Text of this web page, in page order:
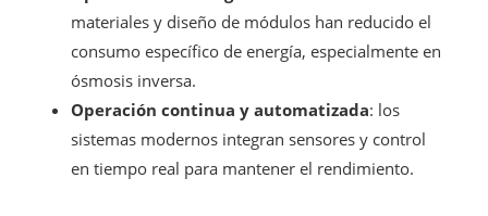
materiales y diseño de módulos han reducido el
consumo específico de energía, especialmente en
ósmosis inversa.
Operación continua y automatizada: los
sistemas modernos integran sensores y control
en tiempo real para mantener el rendimiento.